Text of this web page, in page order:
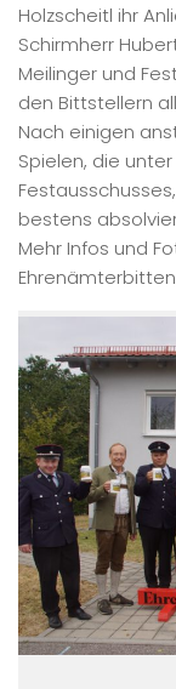
Holzscheitl ihr
Schirmherr
Meilinger und
den Bittstellern
Nach einigen
Spielen, die
bestens
Mehr Infos und